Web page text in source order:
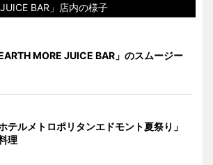
JUICE BAR」店内の様子
EARTH MORE JUICE BAR」のスムージー
ホテルメトロポリタンエドモント夏祭り」
理